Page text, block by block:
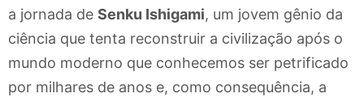
a jornada de Senku Ishigami, um jovem gênio da
ciência que tenta reconstruir a civilização após o
mundo moderno que conhecemos ser petrificado
por milhares de anos e, como consequência, a